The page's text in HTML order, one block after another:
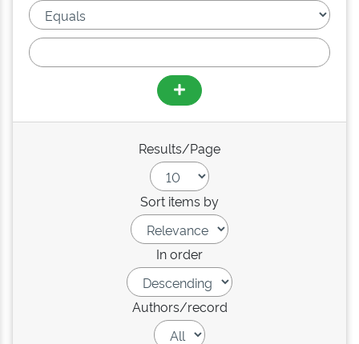
Results/Page
Sort items by
In order
Authors/record